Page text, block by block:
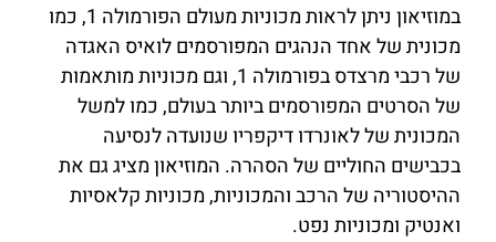
במוזיאון ניתן לראות מכוניות מעולם הפורמולה 1, כמו
מכונית של אחד הנהגים המפורסמים לואיס האגדה
של רכבי מרצדס בפורמולה 1, וגם מכוניות מותאמות
של הסרטים המפורסמים ביותר בעולם, כמו למשל
המכונית של לאונרדו דיקפריו שנועדה לנסיעה
בכבישים החוליים של הסהרה. המוזיאון מציג גם את
ההיסטוריה של הרכב והמכוניות, מכוניות קלאסיות
ואנטיק ומכוניות נפט.